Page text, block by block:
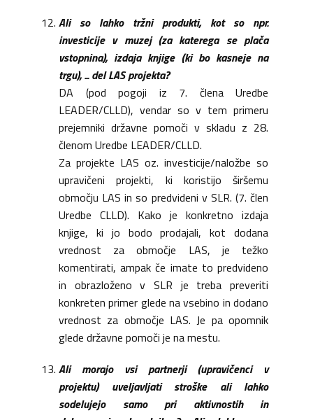
Ali so lahko tržni produkti, kot so npr.
investicije v muzej (za katerega se plača
vstopnina), izdaja knjige (ki bo kasneje na
trgu), ... del LAS projekta?
DA (pod pogoji iz 7. člena Uredbe
LEADER/CLLD), vendar so v tem primeru
prejemniki državne pomoči v skladu z 28.
členom Uredbe LEADER/CLLD.
Za projekte LAS oz. investicije/naložbe so
upravičeni projekti, ki koristijo širšemu
območju LAS in so predvideni v SLR. (7. člen
Uredbe CLLD). Kako je konkretno izdaja
knjige, ki jo bodo prodajali, kot dodana
vrednost za območje LAS, je težko
komentirati, ampak če imate to predvideno
in obrazloženo v SLR je treba preveriti
konkreten primer glede na vsebino in dodano
vrednost za območje LAS. Je pa opomnik
glede državne pomoči je na mestu.
Ali morajo vsi partnerji (upravičenci v
projektu) uveljavljati stroške ali lahko
sodelujejo samo pri aktivnostih in